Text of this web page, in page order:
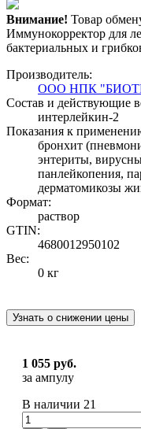
Внимание! Товар
Иммунокорректор для
бактериальных и
Производитель:
ООО НПК
Состав и действующие
интерлейкин-2
Показания к
бронхит
энтериты,
панлейкопения,
дерматомикозы
Формат:
раствор
GTIN:
4680012950102
Вес:
0 кг
Узнать о снижении цены
1 055 руб.
за ампулу
В наличии 21